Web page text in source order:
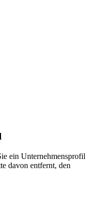
ein Unternehmensprofil
davon entfernt, den